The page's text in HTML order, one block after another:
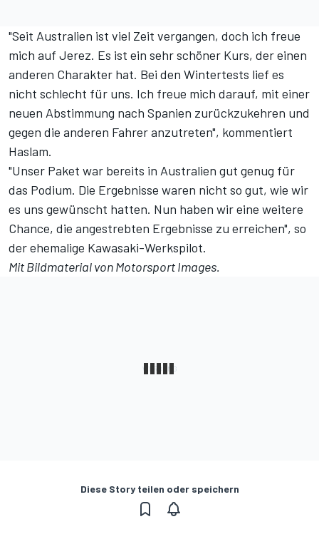
"Seit Australien ist viel Zeit vergangen, doch ich freue
mich auf Jerez. Es ist ein sehr schöner Kurs, der einen
anderen Charakter hat. Bei den Wintertests lief es
nicht schlecht für uns. Ich freue mich darauf, mit einer
neuen Abstimmung nach Spanien zurückzukehren und
gegen die anderen Fahrer anzutreten", kommentiert
Haslam.
"Unser Paket war bereits in Australien gut genug für
das Podium. Die Ergebnisse waren nicht so gut, wie wir
es uns gewünscht hatten. Nun haben wir eine weitere
Chance, die angestrebten Ergebnisse zu erreichen", so
der ehemalige Kawasaki-Werkspilot.
Mit Bildmaterial vonMotorsport Images.
Diese Story teilen oder speichern